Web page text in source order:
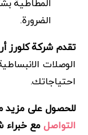
الضرورة.
تقدم شركة كلورز
الوصلات
احتياجاتك.
للحصول على مزيد
التواصلمع خبراء